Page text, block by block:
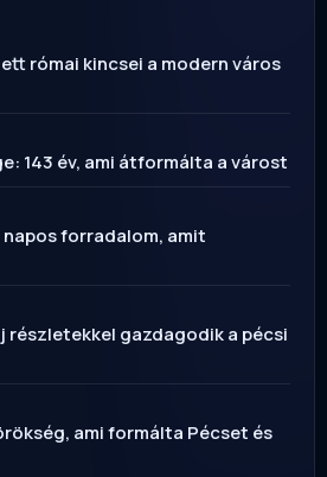
római kincsei a modern város
143 év, ami átformálta a várost
napos forradalom, amit
részletekkel gazdagodik a pécsi
ami formálta Pécset és